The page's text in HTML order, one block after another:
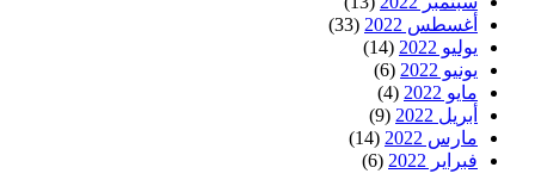
أغسطس 2022
(33)
يوليو 2022
(14)
يونيو 2022
(6)
مايو 2022
(4)
أبريل 2022
(9)
مارس 2022
(14)
فبراير 2022
(6)